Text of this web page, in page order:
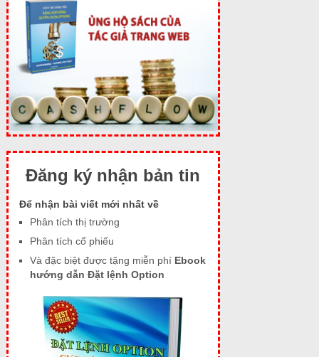
Đăng ký nhận bản tin
Để nhận bài viết mới nhất về
Phân tích thị trường
Phân tích cổ phiếu
Và đặc biệt được tặng miễn phí Ebook
hướng dẫn Đặt lệnh Option